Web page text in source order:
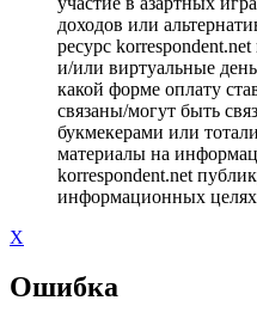
доходов или
ресурс
и/или виртуальные
какой форме оплату
связаны/могут быть
букмекерами или
материалы на
korrespondent.net
информационных
X
Ошибка